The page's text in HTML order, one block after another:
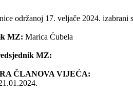
održanoj 17. veljače 2024. izabrani
MZ: Marica Ćubela
MZ:
ČLANOVA VIJEĆA: